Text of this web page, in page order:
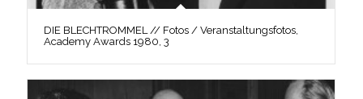
DIE BLECHTROMMEL // Fotos / Veranstaltungsfotos,
Academy Awards 1980, 3